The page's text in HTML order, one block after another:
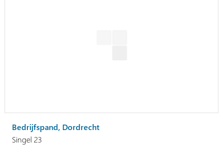
Bedrijfspand, Dordrecht
Singel 23